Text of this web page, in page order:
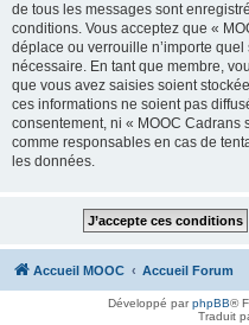
de tous les messages sont
conditions. Vous acceptez que «
déplace ou verrouille n’importe
nécessaire. En tant que membre,
que vous avez saisies soient
ces informations ne soient pas
consentement, ni « MOOC Cadrans
comme responsables en cas de
les données.
Accueil MOOC Accueil Forum
Développé parphpBB®
Traduit